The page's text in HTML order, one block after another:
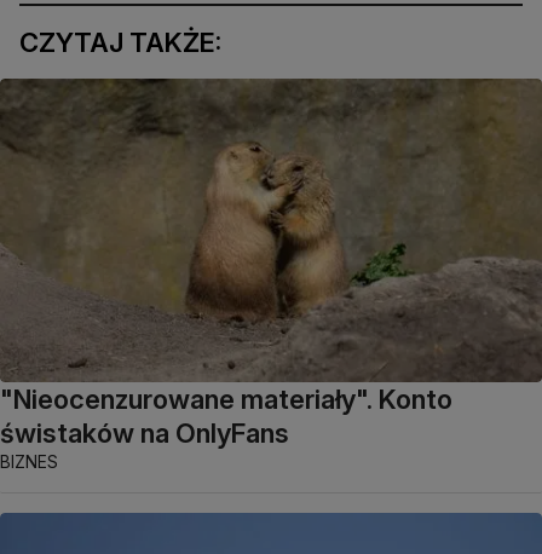
CZYTAJ TAKŻE:
"Nieocenzurowane materiały". Konto
świstaków na OnlyFans
BIZNES